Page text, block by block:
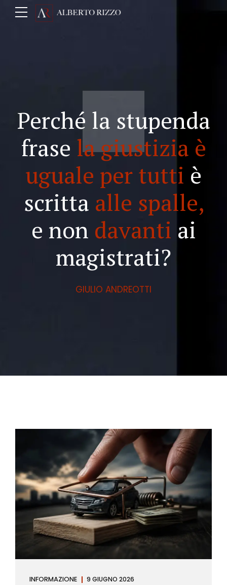
Perché la stupenda
frase la giustizia è
uguale per tutti è
scritta alle spalle,
e non davanti ai
magistrati?
GIULIO ANDREOTTI
INFORMAZIONE 9 GIUGNO 2026